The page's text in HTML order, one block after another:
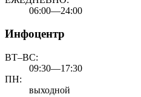
06:00—24:00
Инфоцентр
ВТ–ВС:
09:30—17:30
ПН:
выходной